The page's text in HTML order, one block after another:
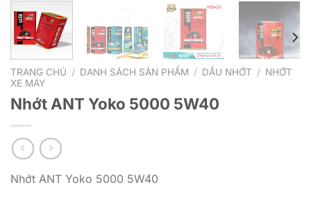
TRANG CHỦ / DANH SÁCH SẢN PHẨM / DẦU NHỚT / NHỚT
XE MÁY
Nhớt ANT Yoko 5000 5W40
Nhớt ANT Yoko 5000 5W40